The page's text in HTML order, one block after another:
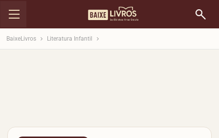
BaixeLivros Literatura Infantil